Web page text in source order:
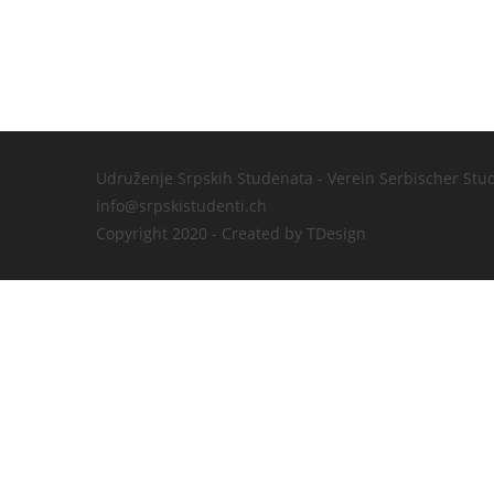
Udruženje Srpskih Studenata - Verein Serbischer
info@srpskistudenti.ch
Copyright 2020 - Created by TDesign